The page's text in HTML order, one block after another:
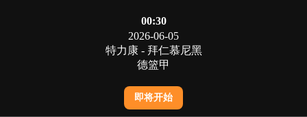
00:30
2026-06-05
特力康 - 拜仁慕尼黑
德篮甲
即将开始